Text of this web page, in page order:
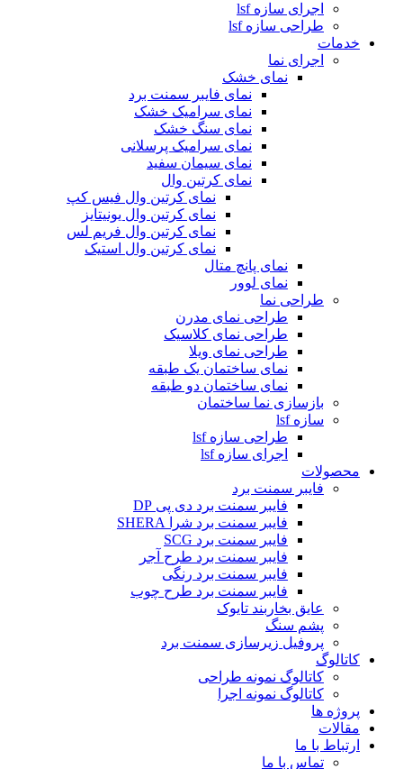
اجرای سازه lsf
طراحی سازه lsf
خدمات
اجرای نما
نمای خشک
نمای فایبر سمنت برد
نمای سرامیک خشک
نمای سنگ خشک
نمای سرامیک پرسلانی
نمای سیمان سفید
نمای کرتین وال
نمای کرتین وال فیس کپ
نمای کرتین وال یونیتایز
نمای کرتین وال فریم لس
نمای کرتین وال استیک
نمای پانچ متال
نمای لوور
طراحی نما
طراحی نمای مدرن
طراحی نمای کلاسیک
طراحی نمای ویلا
نمای ساختمان یک طبقه
نمای ساختمان دو طبقه
بازسازی نما ساختمان
سازه lsf
طراحی سازه lsf
اجرای سازه lsf
محصولات
فایبر سمنت برد
فایبر سمنت برد دی پی DP
فایبر سمنت برد شرا SHERA
فایبر سمنت برد SCG
فایبر سمنت برد طرح آجر
فایبر سمنت برد رنگی
فایبر سمنت برد طرح چوب
عایق بخاربند تایوک
پشم سنگ
پروفیل زیرسازی سمنت برد
کاتالوگ
کاتالوگ نمونه طراحی
کاتالوگ نمونه اجرا
پروژه ها
مقالات
ارتباط با ما
تماس با ما